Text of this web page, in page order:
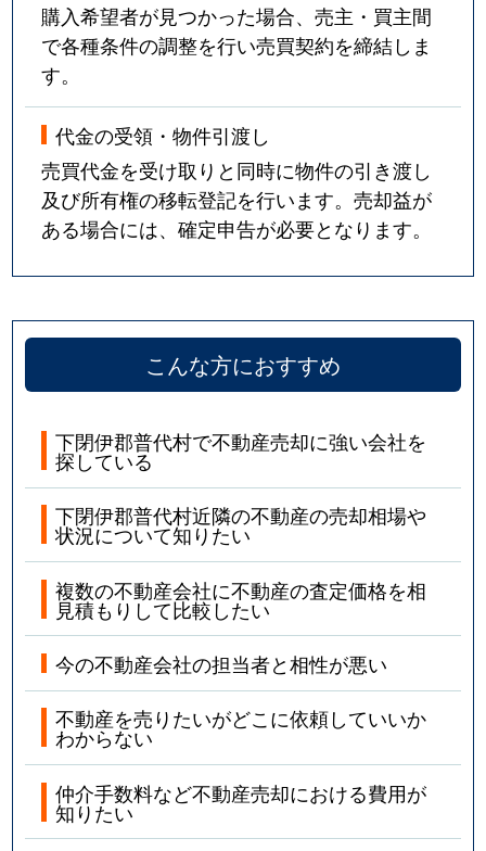
購入希望者が見つかった場合、売主・買主間
で各種条件の調整を行い売買契約を締結しま
す。
代金の受領・物件引渡し
売買代金を受け取りと同時に物件の引き渡し
及び所有権の移転登記を行います。売却益が
ある場合には、確定申告が必要となります。
こんな方におすすめ
下閉伊郡普代村で不動産売却に強い会社を
探している
下閉伊郡普代村近隣の不動産の売却相場や
状況について知りたい
複数の不動産会社に不動産の査定価格を相
見積もりして比較したい
今の不動産会社の担当者と相性が悪い
不動産を売りたいがどこに依頼していいか
わからない
仲介手数料など不動産売却における費用が
知りたい